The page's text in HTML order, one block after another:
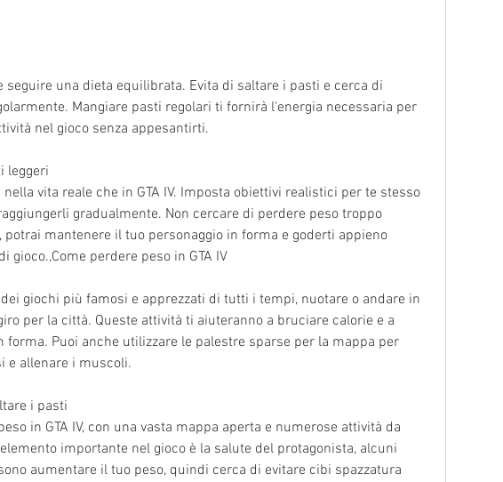
Mangiare pasti regolari ti fornirà l'energia necessaria per
nel gioco senza appesantirti.
leggeri
nella vita reale che in GTA IV. Imposta obiettivi realistici per te stesso
gradualmente. Non cercare di perdere peso troppo
potrai mantenere il tuo personaggio in forma e goderti appieno
gioco.,Come perdere peso in GTA IV
dei giochi più famosi e apprezzati di tutti i tempi, nuotare o andare in
per la città. Queste attività ti aiuteranno a bruciare calorie e a
forma. Puoi anche utilizzare le palestre sparse per la mappa per
e allenare i muscoli.
i pasti
in GTA IV, con una vasta mappa aperta e numerose attività da
importante nel gioco è la salute del protagonista, alcuni
aumentare il tuo peso, quindi cerca di evitare cibi spazzatura